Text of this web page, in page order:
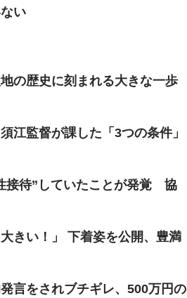
い
の歴史に刻まれる大きな一歩
江監督が課した「3つの条件」
接待”していたことが発覚 協
きい！」 下着姿を公開、豊満
言をされブチギレ、500万円の